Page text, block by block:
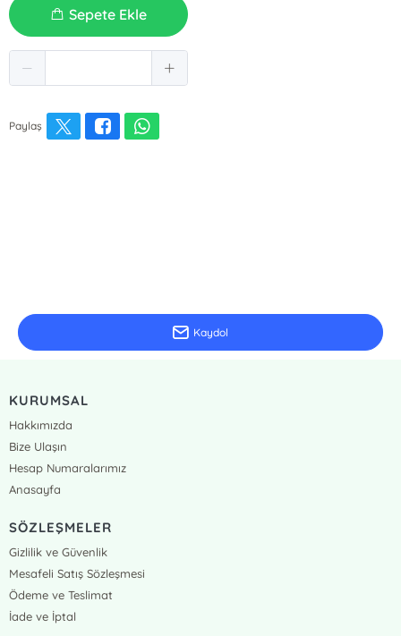
Sepete Ekle
Paylaş
Kaydol
KURUMSAL
Hakkımızda
Bize Ulaşın
Hesap Numaralarımız
Anasayfa
SÖZLEŞMELER
Gizlilik ve Güvenlik
Mesafeli Satış Sözleşmesi
Ödeme ve Teslimat
İade ve İptal